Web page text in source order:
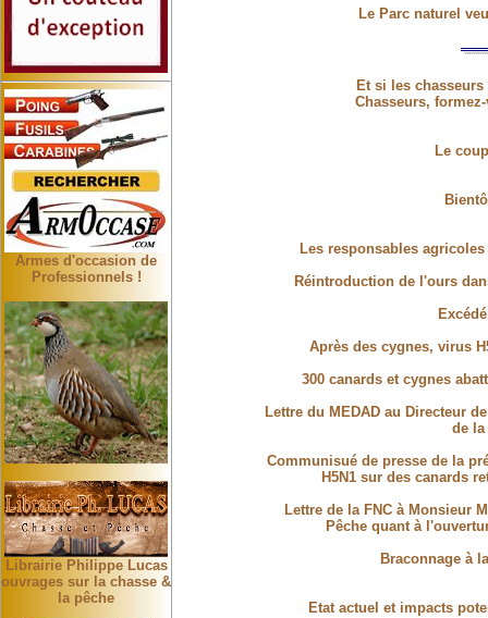
Armes d'occasion de
Professionnels !
Librairie Philippe Lucas
ouvrages sur la chasse &
la pêche
Le Parc naturel
Et si les
Chasseurs,
Le
Les responsables
Réintroduction de l'ours
Après des cygnes, virus
300 canards et cygnes
Lettre du MEDAD au Directeur
de la
Communisué de presse de la
H5N1 sur des canards
Lettre de la FNC à Monsieur
Pêche quant à
Braconnage à
Etat actuel et impacts